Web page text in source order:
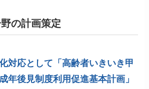
の計画策定
対応として「高齢者いきいき甲
年後見制度利用促進基本計画」